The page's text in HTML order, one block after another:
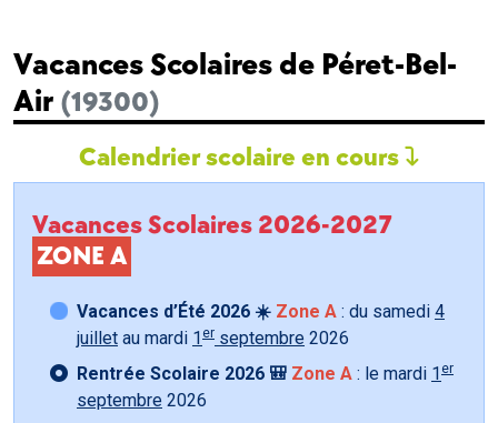
Vacances Scolaires de Péret-Bel-
Air (19300)
Calendrier scolaire en cours
Vacances Scolaires 2026-2027
ZONE A
Vacances d’Été 2026 ☀️ Zone A : du samedi 4
juillet au mardi 1 er septembre 2026
Rentrée Scolaire 2026 🎒 Zone A : le mardi 1 er
septembre 2026